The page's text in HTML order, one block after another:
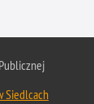
Siedlcach